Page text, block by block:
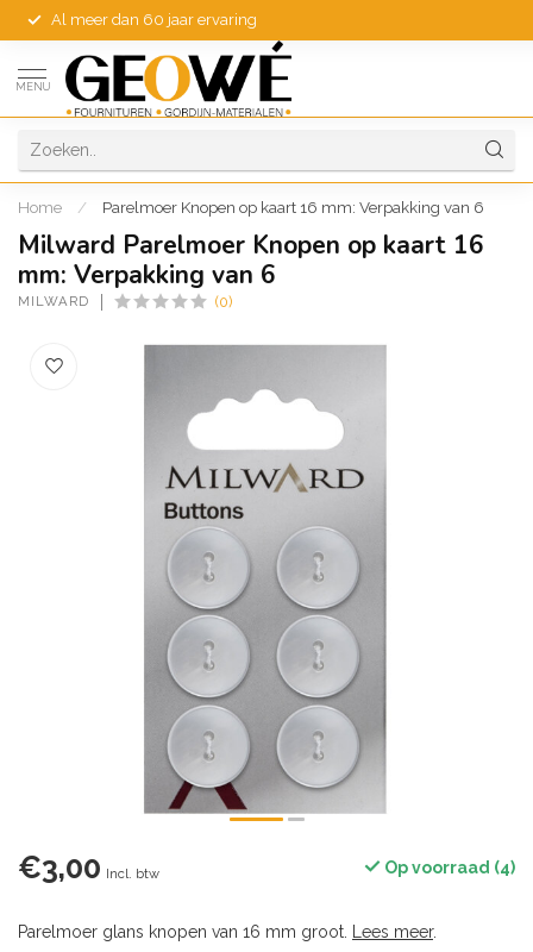
Al meer dan 60 jaar ervaring
MENU
Home / Parelmoer Knopen op kaart 16 mm: Verpakking van 6
Milward Parelmoer Knopen op kaart 16
mm: Verpakking van 6
MILWARD (0)
€3,00 Incl. btw Op voorraad (4)
Parelmoer glans knopen van 16 mm groot. Lees meer.